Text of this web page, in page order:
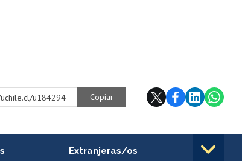
u184294 Copiar
Extranjeras/os